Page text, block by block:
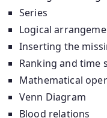
Series
Logical
Inserting the
Ranking and time
Mathematical
Venn Diagram
Blood relations